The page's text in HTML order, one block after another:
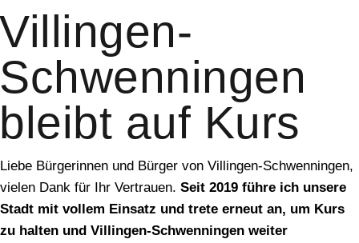
Villingen-
Schwenningen
bleibt auf Kurs
Liebe Bürgerinnen und Bürger von Villingen-Schwenningen,
vielen Dank für Ihr Vertrauen. Seit 2019 führe ich unsere
Stadt mit vollem Einsatz und trete erneut an, um Kurs
zu halten und Villingen-Schwenningen weiter